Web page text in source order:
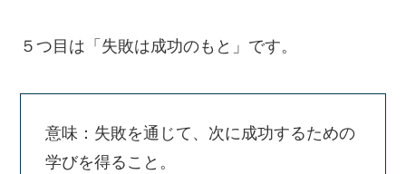
５つ目は「失敗は成功のもと」です。
意味：失敗を通じて、次に成功するための
学びを得ること。